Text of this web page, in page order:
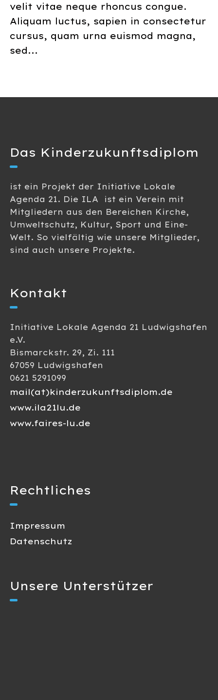
velit vitae neque rhoncus congue.
Aliquam luctus, sapien in consectetur
cursus, quam urna euismod magna,
sed...
Das Kinderzukunftsdiplom
ist ein Projekt der Initiative Lokale
Agenda 21. Die ILA ist ein Verein mit
Mitgliedern aus den Bereichen Kirche,
Umweltschutz, Kultur, Sport und Eine-
Welt. So vielfältig wie unsere Mitglieder,
sind auch unsere Projekte.
Kontakt
Initiative Lokale Agenda 21 Ludwigshafen
e.V.
Bismarckstr. 29, Zi. 111
67059 Ludwigshafen
0621 5291099
mail(at)kinderzukunftsdiplom.de
www.ila21lu.de
www.faires-lu.de
Rechtliches
Impressum
Datenschutz
Unsere Unterstützer